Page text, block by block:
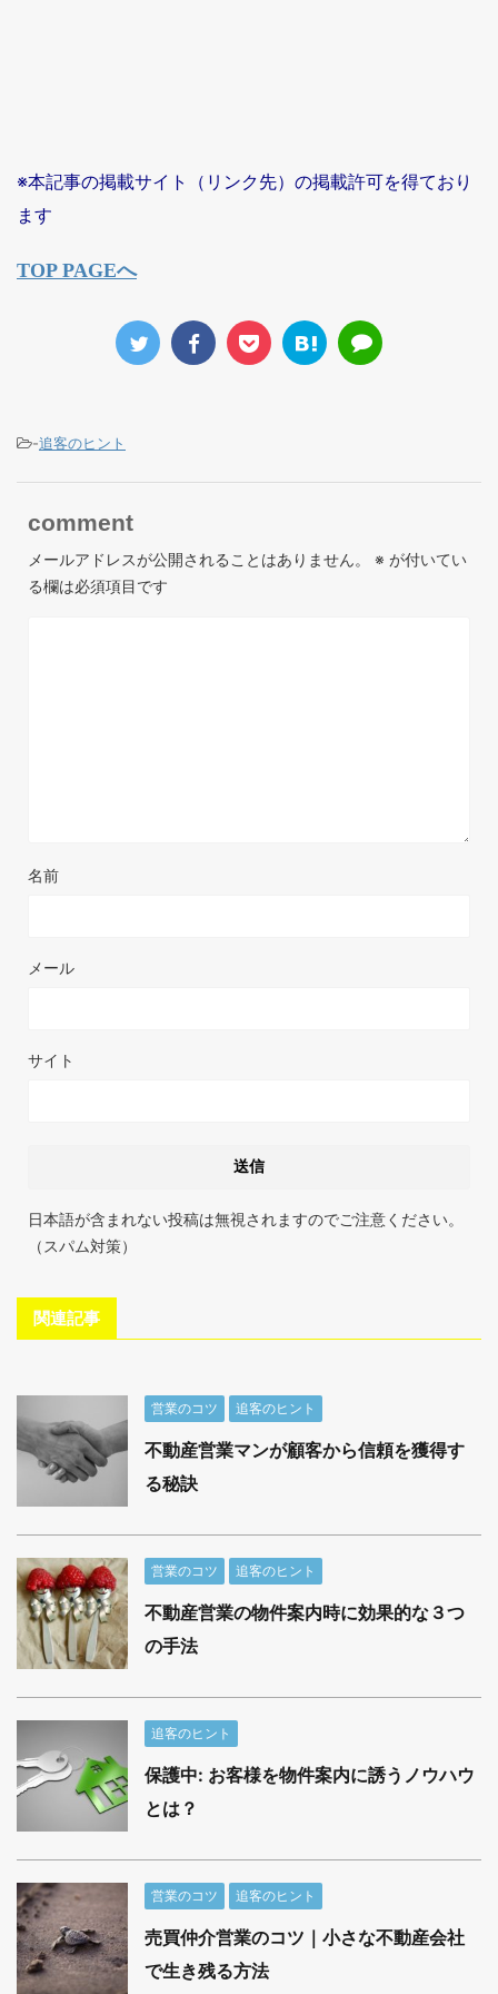
※本記事の掲載サイト（リンク先）の掲載許可を得ており
ます
TOP PAGEへ
-追客のヒント
comment
メールアドレスが公開されることはありません。 ※ が付いてい
る欄は必須項目です
名前
メール
サイト
日本語が含まれない投稿は無視されますのでご注意ください。
（スパム対策）
関連記事
営業のコツ 追客のヒント
不動産営業マンが顧客から信頼を獲得す
る秘訣
営業のコツ 追客のヒント
不動産営業の物件案内時に効果的な３つ
の手法
追客のヒント
保護中: お客様を物件案内に誘うノウハウ
とは？
営業のコツ 追客のヒント
売買仲介営業のコツ｜小さな不動産会社
で生き残る方法